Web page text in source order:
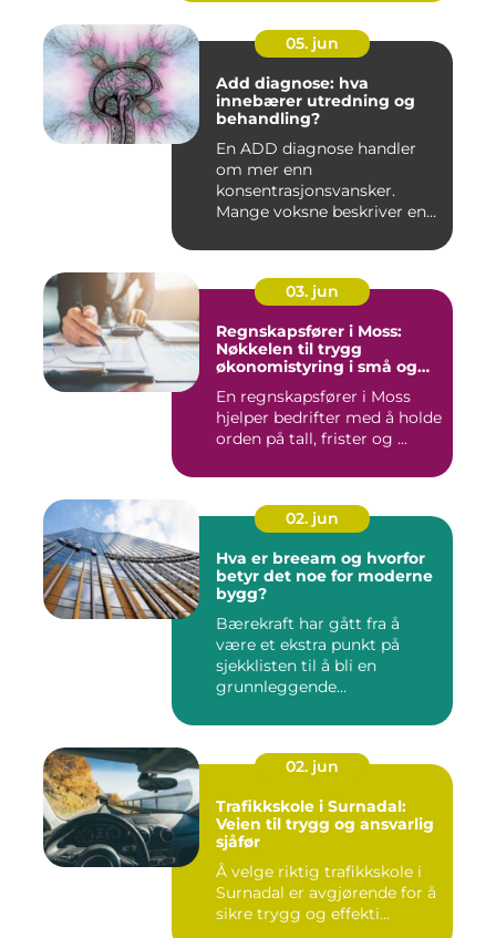
05. jun
Add diagnose: hva
innebærer utredning og
behandling?
En ADD diagnose handler
om mer enn
konsentrasjonsvansker.
Mange voksne beskriver en
03. jun
Regnskapsfører i Moss:
Nøkkelen til trygg
økonomistyring i små og
En regnskapsfører i Moss
hjelper bedrifter med å holde
orden på tall, frister og ...
02. jun
Hva er breeam og hvorfor
betyr det noe for moderne
bygg?
Bærekraft har gått fra å
være et ekstra punkt på
sjekklisten til å bli en
grunnleggende
02. jun
Trafikkskole i Surnadal:
Veien til trygg og ansvarlig
sjåfør
Å velge riktig trafikkskole i
Surnadal er avgjørende for å
sikre trygg og effekti...